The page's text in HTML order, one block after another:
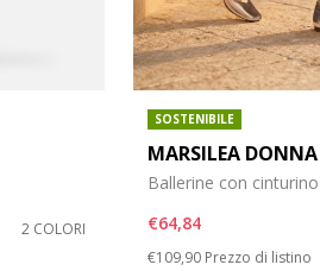
2 COLORI
SOSTENIBILE
MARSILEA DONNA
Ballerine con cinturino
€64,84
Price reduced from
€109,90 to
Prezzo di listino